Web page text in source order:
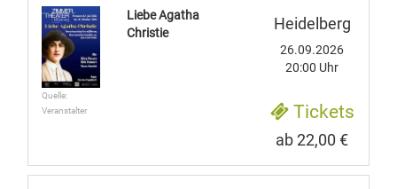
Quelle:
Veranstalter
Liebe Agatha
Christie
Heidelberg
26.09.2026
20:00 Uhr
Tickets
ab 22,00 €